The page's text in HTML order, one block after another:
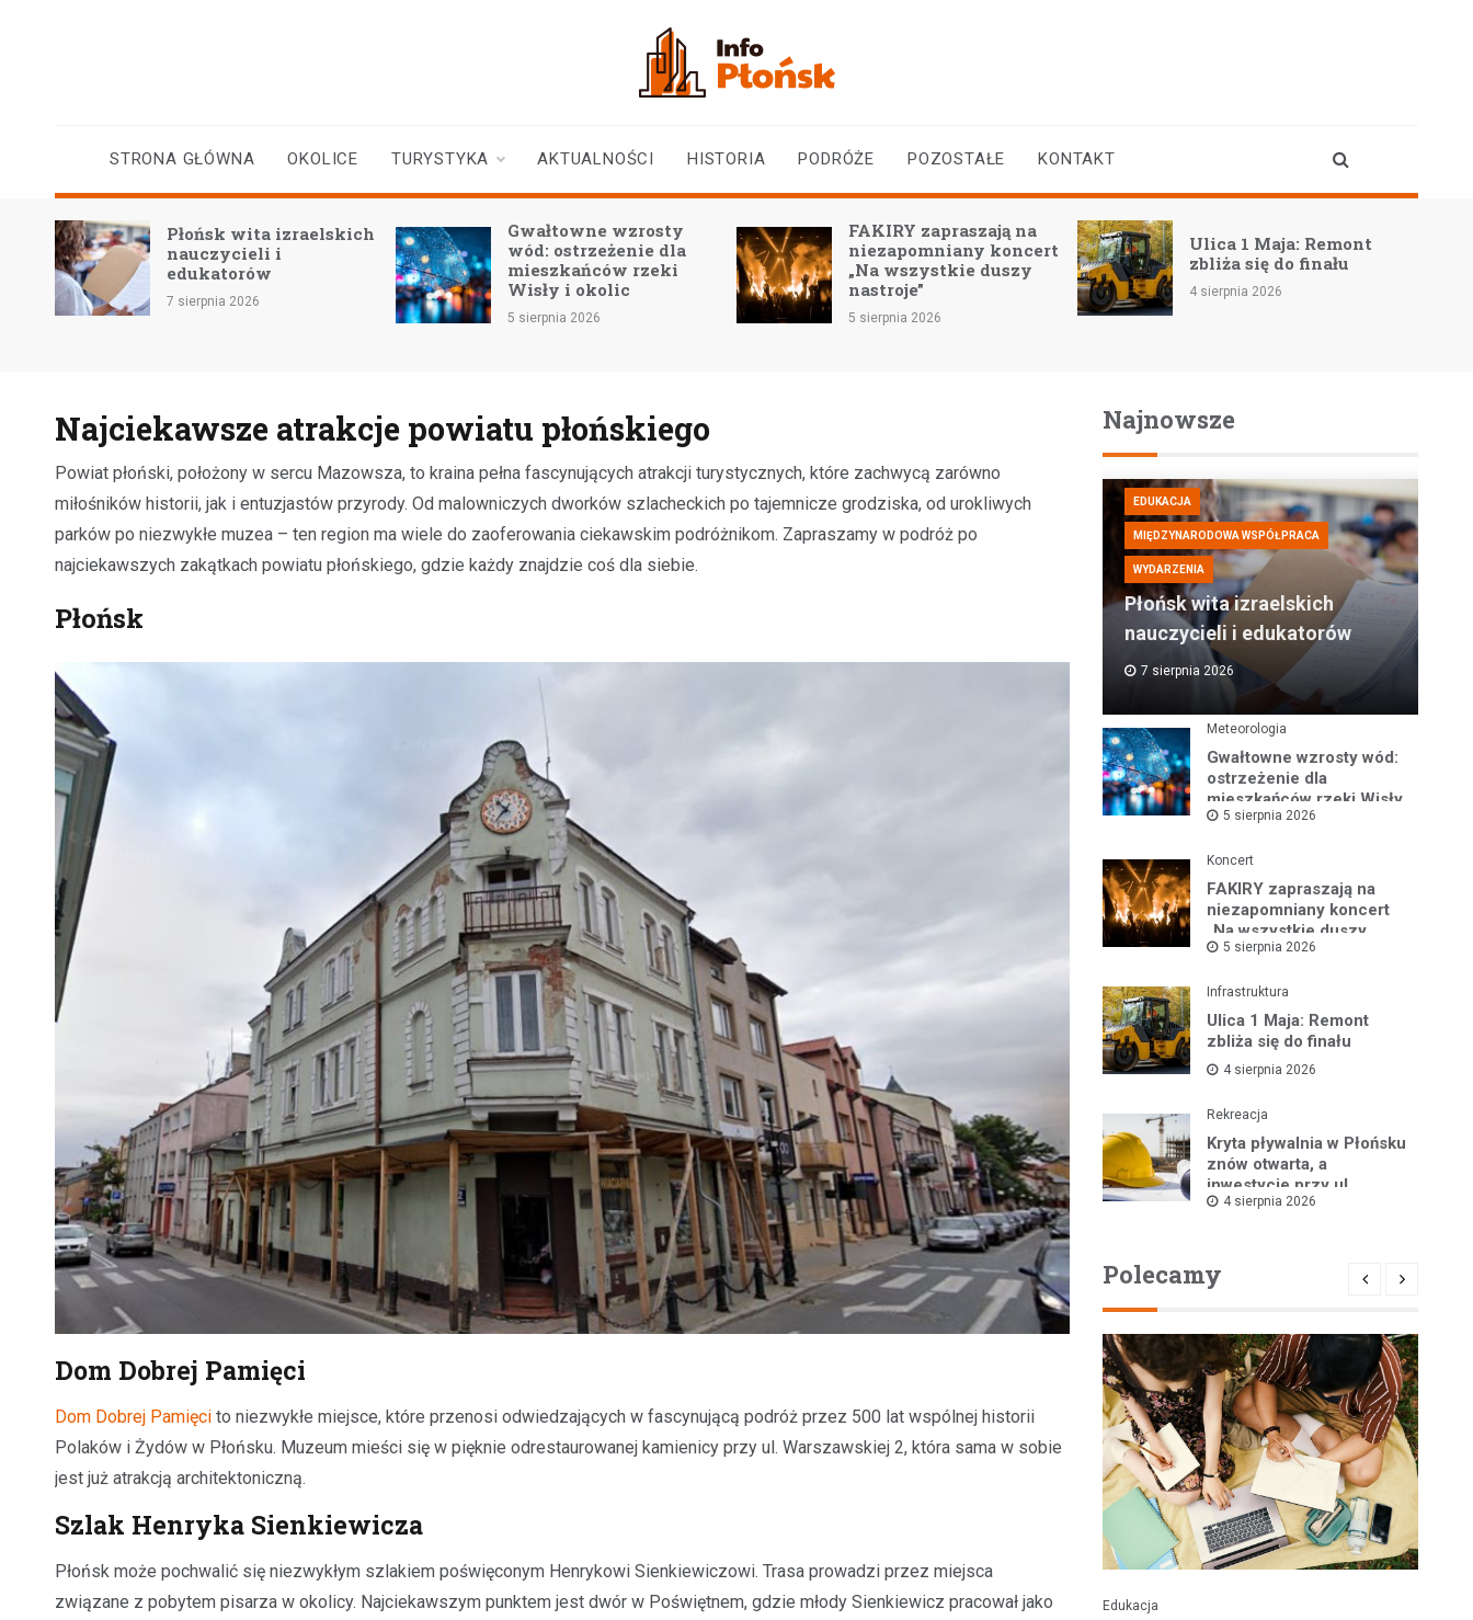
STRONA GŁÓWNA OKOLICE TURYSTYKA AKTUALNOŚCI HISTORIA PODRÓŻE POZOSTAŁE KONTAKT
Gwałtowne wzrosty
wód: ostrzeżenie dla
mieszkańców rzeki
FAKIRY zapraszają na
niezapomniany koncert
„Na wszystkie duszy
nastroje”
5 sierpnia 2026
Ulica 1 Maja: Remont
zbliża się do finału
4 sierpnia 2026
Płońsku znów otwarta, a
inwestycje przy ul.
Kopernika w toku
Najciekawsze atrakcje powiatu płońskiego
Powiat płoński, położony w sercu Mazowsza, to kraina pełna fascynujących atrakcji turystycznych, które zachwycą zarówno
miłośników historii, jak i entuzjastów przyrody. Od malowniczych dworków szlacheckich po tajemnicze grodziska, od urokliwych
parków po niezwykłe muzea – ten region ma wiele do zaoferowania ciekawskim podróżnikom. Zapraszamy w podróż po
najciekawszych zakątkach powiatu płońskiego, gdzie każdy znajdzie coś dla siebie.
Płońsk
Dom Dobrej Pamięci
Dom Dobrej Pamięci to niezwykłe miejsce, które przenosi odwiedzających w fascynującą podróż przez 500 lat wspólnej historii
Polaków i Żydów w Płońsku. Muzeum mieści się w pięknie odrestaurowanej kamienicy przy ul. Warszawskiej 2, która sama w sobie
jest już atrakcją architektoniczną.
Szlak Henryka Sienkiewicza
Płońsk może pochwalić się niezwykłym szlakiem poświęconym Henrykowi Sienkiewiczowi. Trasa prowadzi przez miejsca
związane z pobytem pisarza w okolicy. Najciekawszym punktem jest dwór w Poświętnem, gdzie młody Sienkiewicz pracował jako
Najnowsze
EDUKACJA
MIĘDZYNARODOWA WSPÓŁPRACA
WYDARZENIA
Płońsk wita izraelskich
nauczycieli i edukatorów
7 sierpnia 2026
Meteorologia
Gwałtowne wzrosty wód:
ostrzeżenie dla
mieszkańców rzeki Wisły
i okolic
5 sierpnia 2026
Koncert
FAKIRY zapraszają na
niezapomniany koncert
„Na wszystkie duszy
nastroje”
5 sierpnia 2026
Infrastruktura
Ulica 1 Maja: Remont
zbliża się do finału
4 sierpnia 2026
Rekreacja
Kryta pływalnia w Płońsku
znów otwarta, a
inwestycje przy ul.
Kopernika w toku
4 sierpnia 2026
Polecamy
Aktualności Edukacja